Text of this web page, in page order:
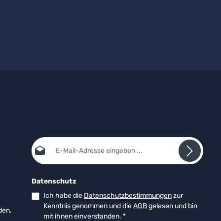
E-Mail-Adresse*
Datenschutz
Ich habe die Datenschutzbestimmungenzur
Kenntnis genommen und dieAGBgelesen und bin
mit ihnen einverstanden. *